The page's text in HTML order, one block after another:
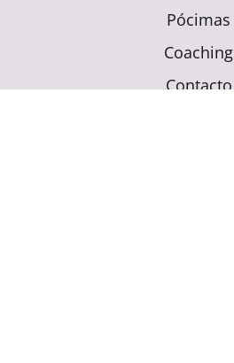
Pócimas
Coaching
Contacto